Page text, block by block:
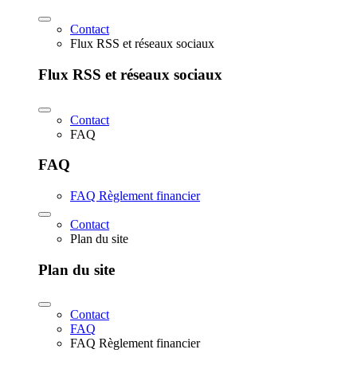
Contact
Flux RSS et réseaux sociaux
Flux RSS et réseaux sociaux
Contact
FAQ
FAQ
FAQ Règlement financier
Contact
Plan du site
Plan du site
Contact
FAQ
FAQ Règlement financier